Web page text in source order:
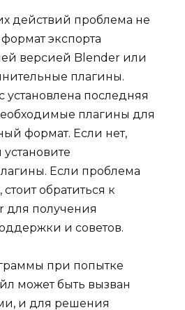
действий проблема не
экспорта
версией Blender или
плагины.
установлена последняя
плагины для
формат. Если нет,
Если проблема
обратиться к
для получения
и советов.
при попытке
может быть вызван
и для решения